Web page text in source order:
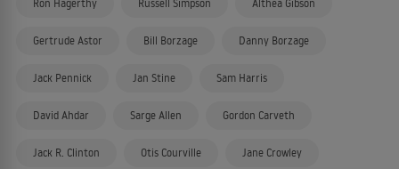
Ron Hagerthy Russell Simpson Althea Gibson
Gertrude Astor Bill Borzage Danny Borzage
Jack Pennick Jan Stine Sam Harris
David Ahdar Sarge Allen Gordon Carveth
Jack R. Clinton Otis Courville Jane Crowley